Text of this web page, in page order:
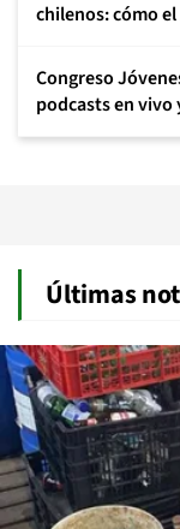
chilenos: cómo
Congreso
podcasts en vivo
Últimas